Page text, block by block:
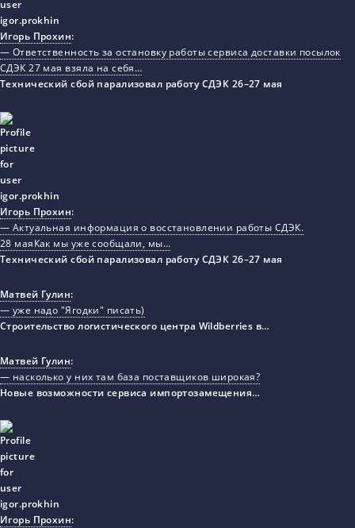
Игорь Прохин:
— Ответственность за остановку работы сервиса доставки посылок
СДЭК 27 мая взяла на себя…
Технический сбой парализовал работу СДЭК 26–27 мая
Игорь Прохин:
— Актуальная информация о восстановлении работы СДЭК.
28 маяКак мы уже сообщали, мы…
Технический сбой парализовал работу СДЭК 26–27 мая
Матвей Гулин:
— уже надо "Ягодки" писать)
Строительство логистического центра Wildberries в…
Матвей Гулин:
— насколько у них там база поставщиков широкая?
Новые возможности сервиса импортозамещения…
Игорь Прохин: